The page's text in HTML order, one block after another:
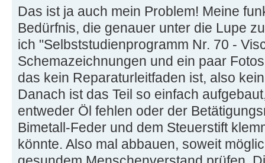
Das ist ja auch mein Problem! Meine
Bedürfnis, die genauer unter die Lupe
ich "Selbststudienprogramm Nr. 70 -
Schemazeichnungen und ein paar
das kein Reparaturleitfaden ist, also
Danach ist das Teil so einfach
entweder Öl fehlen oder der
Bimetall-Feder und dem Steuerstift
könnte. Also mal abbauen, soweit